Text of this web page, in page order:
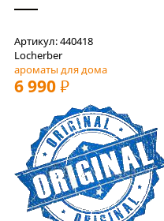
Артикул: 440418
Locherber
ароматы для дома
6 990 РУБ